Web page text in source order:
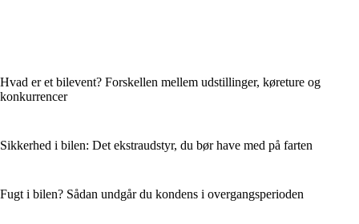
Hvad er et bilevent? Forskellen mellem udstillinger, køreture og
konkurrencer
Sikkerhed i bilen: Det ekstraudstyr, du bør have med på farten
Fugt i bilen? Sådan undgår du kondens i overgangsperioden